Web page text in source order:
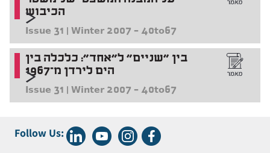
הכיבוש
Issue 31 | Winter 2007 - 40to67
בין "שניים" ל"אחד": כלכלה בין
הים לירדן מ־1967
Issue 31 | Winter 2007 - 40to67
Follow Us: